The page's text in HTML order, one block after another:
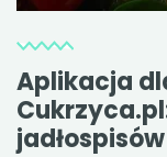
Aplikacja
jadłospisów